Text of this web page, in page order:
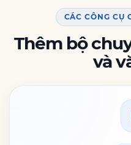
CÁC CÔNG CỤ
Thêm bộ
và